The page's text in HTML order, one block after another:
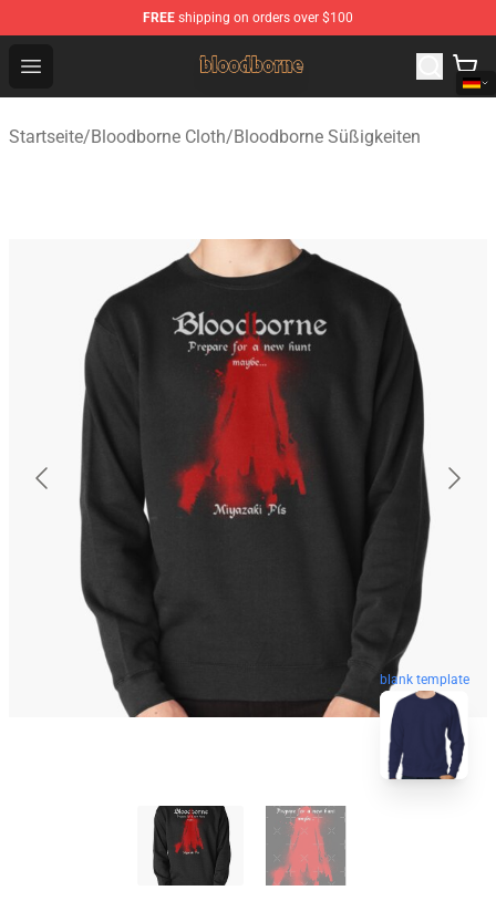
FREE shipping on orders over $100
Open menu
Bloodborne Shop - Official Bloodborne Merchandise
Startseite/Bloodborne Cloth/Bloodborne Süßigkeiten
blank template